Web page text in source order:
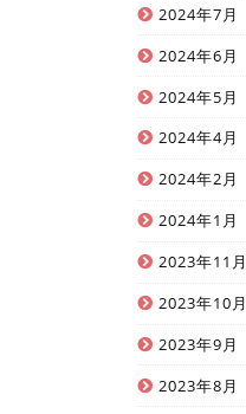
2024年7月
2024年6月
2024年5月
2024年4月
2024年2月
2024年1月
2023年11月
2023年10月
2023年9月
2023年8月